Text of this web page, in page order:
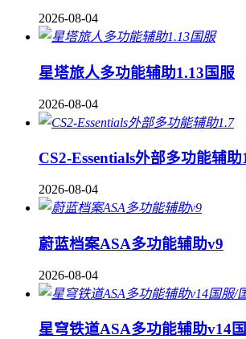
2026-08-04
星塔旅人多功能辅助1.13国服
2026-08-04
CS2-Essentials外部多功能辅助
2026-08-04
蔚蓝档案ASA多功能辅助v9
2026-08-04
星穹铁道ASA多功能辅助v14